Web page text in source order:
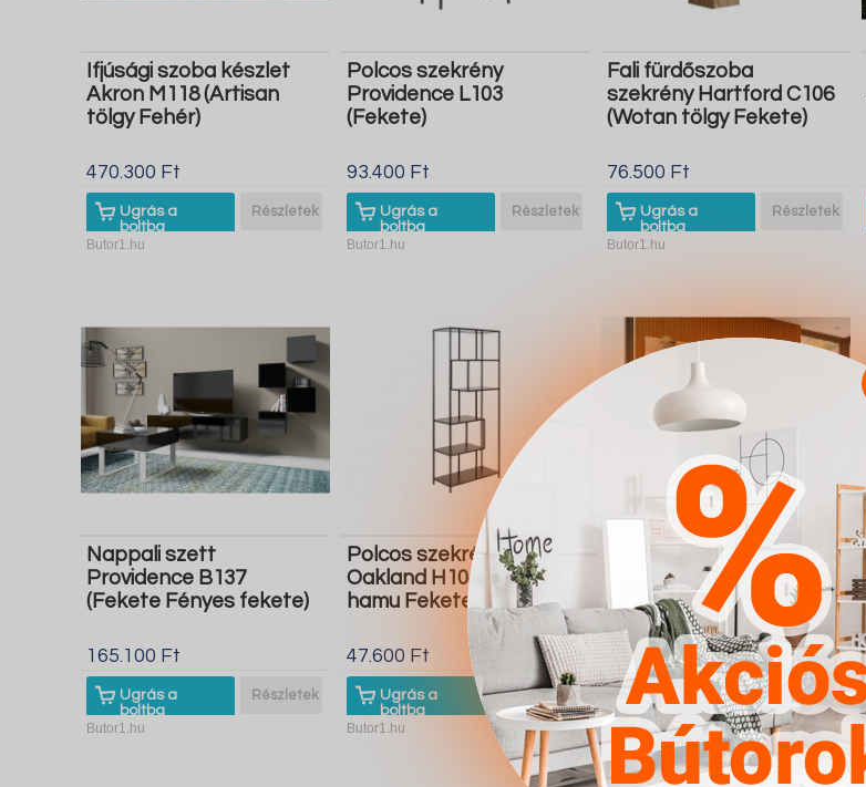
Ifjúsági szoba készlet
Akron M118 (Artisan
tölgy Fehér)
470.300 Ft
Ugrás a
boltba
Részletek
Butor1.hu
Polcos szekrény
Providence L103
(Fekete)
93.400 Ft
Ugrás a
boltba
Részletek
Butor1.hu
Fali fürdőszoba
szekrény Hartford C106
(Wotan tölgy Fekete)
76.500 Ft
Ugrás a
boltba
Részletek
Butor1.hu
Nappali szett
Providence B137
(Fekete Fényes fekete)
165.100 Ft
Ugrás a
boltba
Részletek
Butor1.hu
Polcos szekrény
Oakland H104 (Fekete
hamu Fekete)
47.600 Ft
Ugrás a
boltba
Részletek
Butor1.hu
Nappali szett Omaha
T129 (Világos tölgy)
180.500 Ft
Ugrás a
boltba
Részletek
Butor1.hu